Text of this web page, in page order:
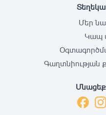
Մեր
Կապ
Գաղտնիության